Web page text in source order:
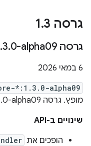
גרסה 1 .3
גרסה ‎1 .3.0-alpha09
‫6 במאי 2026
*:1.3.0-alpha09
מופץ. גרסה ‎1.3.0-alpha09 מכילה את
שינויים ב-API
הופכים את